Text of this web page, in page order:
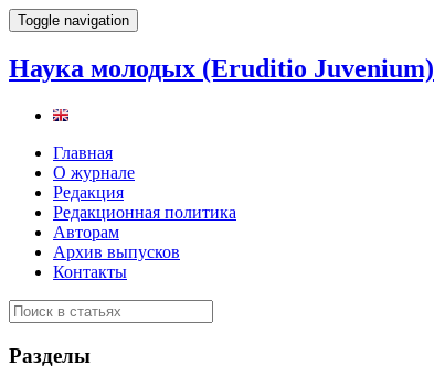
Toggle navigation
Наука молодых (Eruditio Juvenium)
Главная
О журнале
Редакция
Редакционная политика
Авторам
Архив выпусков
Контакты
Разделы